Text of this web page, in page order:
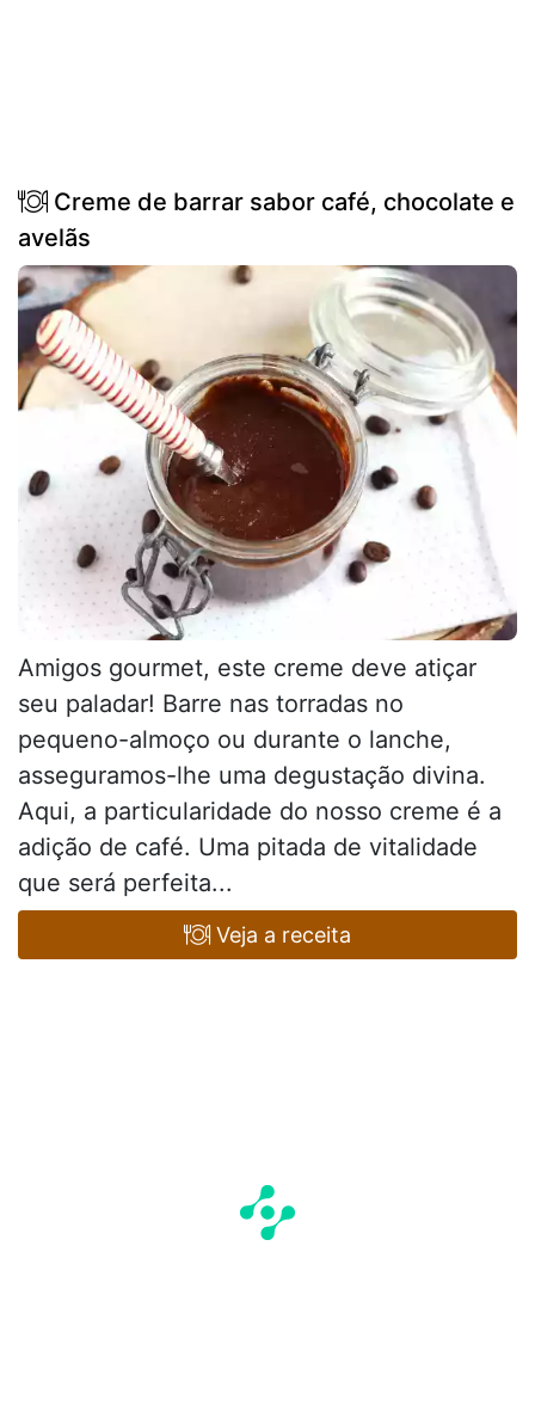
Creme de barrar sabor café, chocolate e
avelãs
Amigos gourmet, este creme deve atiçar
seu paladar! Barre nas torradas no
pequeno-almoço ou durante o lanche,
asseguramos-lhe uma degustação divina.
Aqui, a particularidade do nosso creme é a
adição de café. Uma pitada de vitalidade
que será perfeita...
Veja a receita